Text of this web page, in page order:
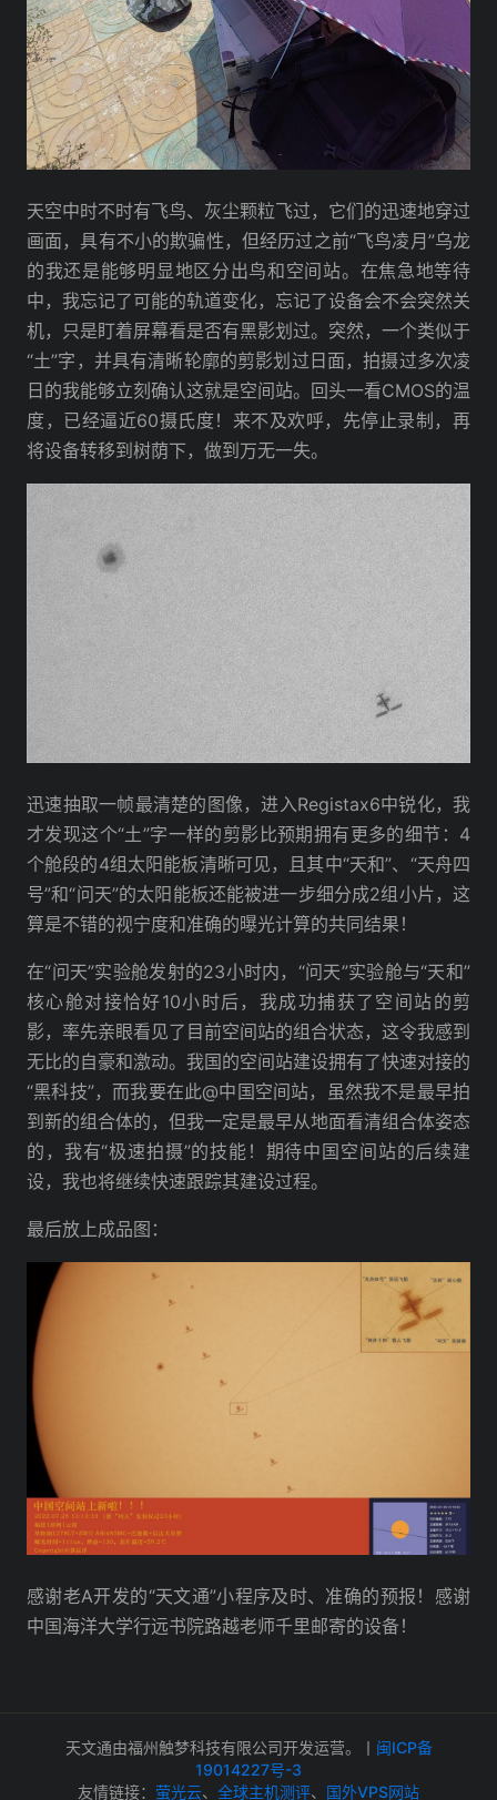
天空中时不时有飞鸟、灰尘颗粒飞过，它们的迅速地穿过
画面，具有不小的欺骗性，但经历过之前“飞鸟凌月”乌龙
的我还是能够明显地区分出鸟和空间站。在焦急地等待
中，我忘记了可能的轨道变化，忘记了设备会不会突然关
机，只是盯着屏幕看是否有黑影划过。突然，一个类似于
“土”字，并具有清晰轮廓的剪影划过日面，拍摄过多次凌
日的我能够立刻确认这就是空间站。回头一看CMOS的温
度，已经逼近60摄氏度！来不及欢呼，先停止录制，再
将设备转移到树荫下，做到万无一失。
迅速抽取一帧最清楚的图像，进入Registax6中锐化，我
才发现这个“土”字一样的剪影比预期拥有更多的细节：4
个舱段的4组太阳能板清晰可见，且其中“天和”、“天舟四
号”和“问天”的太阳能板还能被进一步细分成2组小片，这
算是不错的视宁度和准确的曝光计算的共同结果！
在“问天”实验舱发射的23小时内，“问天”实验舱与“天和”
核心舱对接恰好10小时后，我成功捕获了空间站的剪
影，率先亲眼看见了目前空间站的组合状态，这令我感到
无比的自豪和激动。我国的空间站建设拥有了快速对接的
“黑科技”，而我要在此@中国空间站，虽然我不是最早拍
到新的组合体的，但我一定是最早从地面看清组合体姿态
的，我有“极速拍摄”的技能！期待中国空间站的后续建
设，我也将继续快速跟踪其建设过程。
最后放上成品图：
感谢老A开发的“天文通”小程序及时、准确的预报！感谢
中国海洋大学行远书院路越老师千里邮寄的设备！
天文通由福州触梦科技有限公司开发运营。丨 闽ICP备
19014227号-3
友情链接： 萤光云、 全球主机测评、 国外VPS网站